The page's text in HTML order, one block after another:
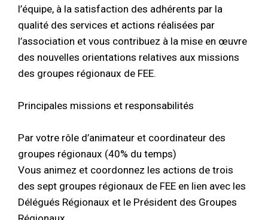
l’équipe, à la satisfaction des adhérents par la
qualité des services et actions réalisées par
l’association et vous contribuez à la mise en œuvre
des nouvelles orientations relatives aux missions
des groupes régionaux de FEE.
Principales missions et responsabilités
Par votre rôle d’animateur et coordinateur des
groupes régionaux (40% du temps)
Vous animez et coordonnez les actions de trois
des sept groupes régionaux de FEE en lien avec les
Délégués Régionaux et le Président des Groupes